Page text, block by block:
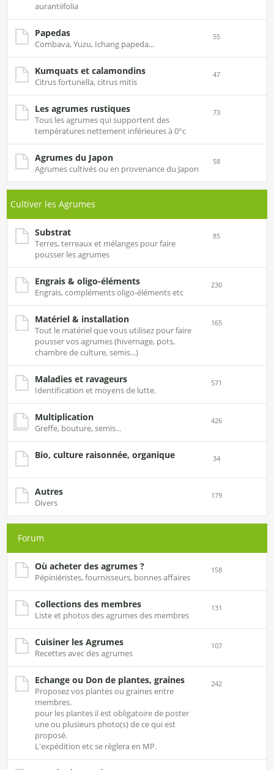
aurantiifolia
Papedas
Combava, Yuzu, Ichang papeda...
55
Kumquats et calamondins
Citrus fortunella, citrus mitis
47
Les agrumes rustiques
Tous les agrumes qui supportent des
températures nettement inférieures à 0°c
73
Agrumes du Japon
Agrumes cultivés ou en provenance du Japon
58
Cultiver les Agrumes
Substrat
Terres, terreaux et mélanges pour faire
pousser les agrumes
85
Engrais & oligo-éléments
Engrais, compléments oligo-éléments etc
230
Matériel & installation
Tout le matériel que vous utilisez pour faire
pousser vos agrumes (hivernage, pots,
chambre de culture, semis...)
165
Maladies et ravageurs
Identification et moyens de lutte.
571
Multiplication
Greffe, bouture, semis...
426
Bio, culture raisonnée, organique 34
Autres
Divers
179
Forum
Où acheter des agrumes ?
Pépiniéristes, fournisseurs, bonnes affaires
158
Collections des membres
Liste et photos des agrumes des membres
131
Cuisiner les Agrumes
Recettes avec des agrumes
107
Echange ou Don de plantes, graines
Proposez vos plantes ou graines entre
membres.
pour les plantes il est obligatoire de poster
une ou plusieurs photo(s) de ce qui est
proposé.
L'expédition etc se règlera en MP.
242